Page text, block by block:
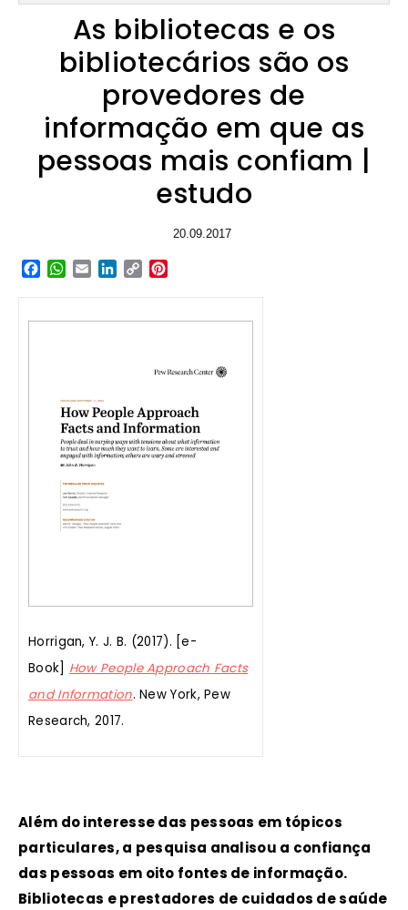
As bibliotecas e os
bibliotecários são os
provedores de
informação em que as
pessoas mais confiam |
estudo
20.09.2017
Facebook
WhatsApp
EmailLinkedIn
Copy
Horrigan, Y. J. B. (2017). [e-
Book] How People Approach Facts
and Information. New York, Pew
Research, 2017.
Além do interesse das pessoas em tópicos
particulares, a pesquisa analisou a confiança
das pessoas em oito fontes de informação.
Bibliotecas e prestadores de cuidados de saúde